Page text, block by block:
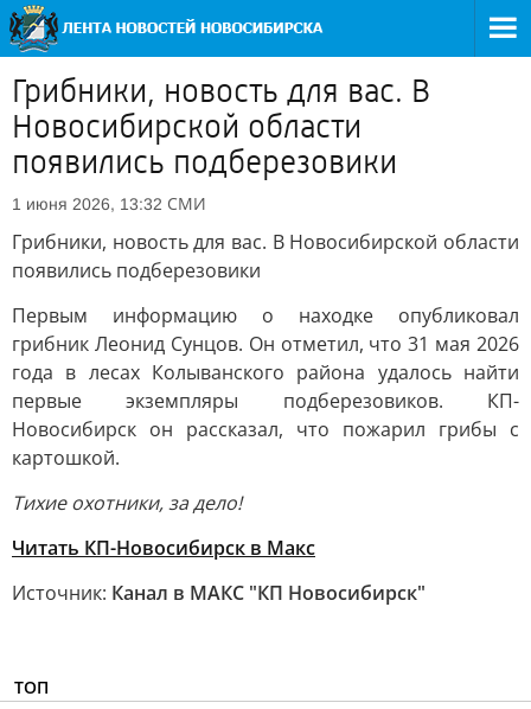
Грибники, новость для вас. В
Новосибирской области
появились подберезовики
1 июня 2026, 13:32 СМИ
Грибники, новость для вас. В Новосибирской области
появились подберезовики
Первым информацию о находке опубликовал
грибник Леонид Сунцов. Он отметил, что 31 мая 2026
года в лесах Колыванского района удалось найти
первые экземпляры подберезовиков. КП-
Новосибирск он рассказал, что пожарил грибы с
картошкой.
Тихие охотники, за дело!
Читать КП-Новосибирск в Mакс
Источник: Канал в МАКС "КП Новосибирск"
ТОП